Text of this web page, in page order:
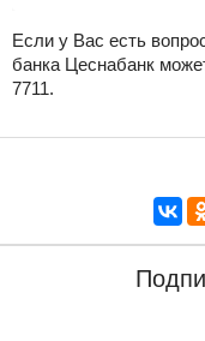
Если у Вас есть
банка Цеснабанк
7711.